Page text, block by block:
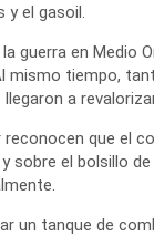
y el gasoil.
la guerra en Medio
mismo tiempo,
a
que el
sobre el bolsillo
un tanque de